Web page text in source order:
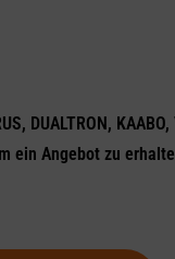
DUALTRON, KAABO,
ein Angebot zu